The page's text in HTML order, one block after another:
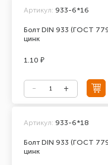
Болт DIN 933 (ГОСТ
цинк
Артикул: 933-6*16
1.10 ₽
Болт DIN 933 (ГОСТ
цинк
Артикул: 933-6*18